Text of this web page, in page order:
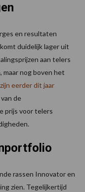
en resultaten
duidelijk lager uit
aan telers
maar nog boven het
eerder dit jaar
de
prijs voor telers
rassen Innovator en
zien. Tegelijkertijd